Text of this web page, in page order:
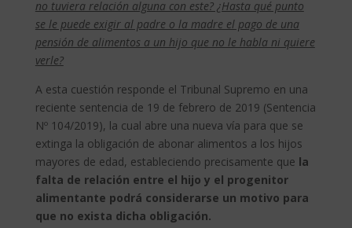
no tuviera relación alguna con este? ¿Hasta qué punto
se le puede exigir al padre o la madre el pago de una
pensión de alimentos a un hijo que no le habla ni quiere
verle?
A esta cuestión responde el Tribunal Supremo en una
reciente sentencia de 19 de febrero de 2019 (Sentencia
Nº 104/2019), la cual abre una nueva vía para que se
extinga la obligación de abonar alimentos a los hijos
mayores de edad, estableciendo precisamente que la
falta de relación entre el hijo y el progenitor
alimentante podrá considerarse un motivo para
que no exista dicha obligación.